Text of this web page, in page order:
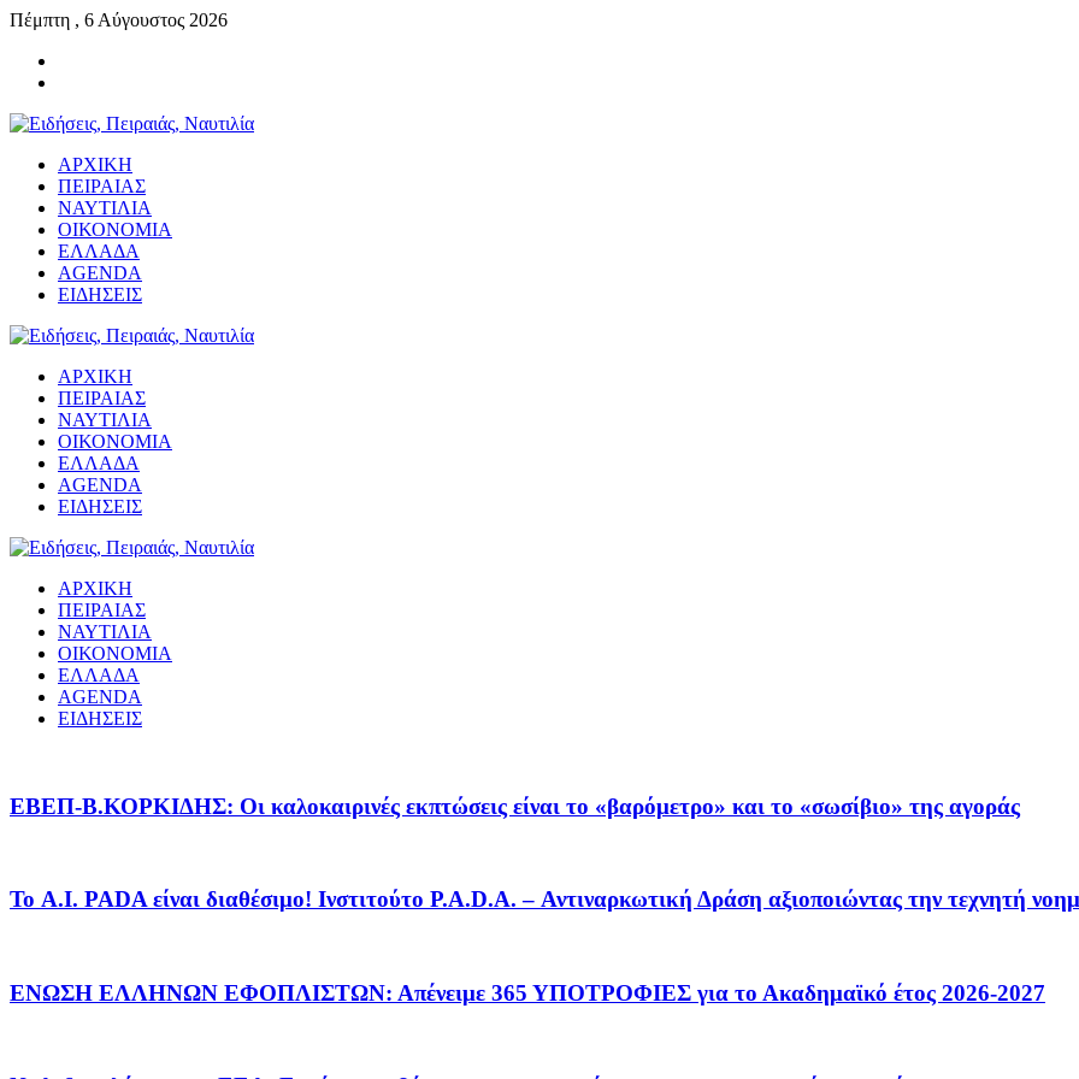
Πέμπτη , 6 Αύγουστος 2026
ΑΡΧΙΚΗ
ΠΕΙΡΑΙΑΣ
ΝΑΥΤΙΛΙΑ
ΟΙΚΟΝΟΜΙΑ
ΕΛΛΑΔΑ
AGENDA
ΕΙΔΗΣΕΙΣ
ΑΡΧΙΚΗ
ΠΕΙΡΑΙΑΣ
ΝΑΥΤΙΛΙΑ
ΟΙΚΟΝΟΜΙΑ
ΕΛΛΑΔΑ
AGENDA
ΕΙΔΗΣΕΙΣ
ΑΡΧΙΚΗ
ΠΕΙΡΑΙΑΣ
ΝΑΥΤΙΛΙΑ
ΟΙΚΟΝΟΜΙΑ
ΕΛΛΑΔΑ
AGENDA
ΕΙΔΗΣΕΙΣ
EΒΕΠ-Β.ΚΟΡΚΙΔΗΣ: Οι καλοκαιρινές εκπτώσεις είναι το «βαρόμετρο» και το «σωσίβιο» της αγοράς
Το A.I. PADA είναι διαθέσιμο! Ινστιτούτο P.A.D.A. – Αντιναρκωτική Δράση αξιοποιώντας την τεχνητή
ΕΝΩΣΗ ΕΛΛΗΝΩΝ ΕΦΟΠΛΙΣΤΩΝ: Απένειμε 365 ΥΠΟΤΡΟΦΙΕΣ για το Ακαδημαϊκό έτος 2026-2027